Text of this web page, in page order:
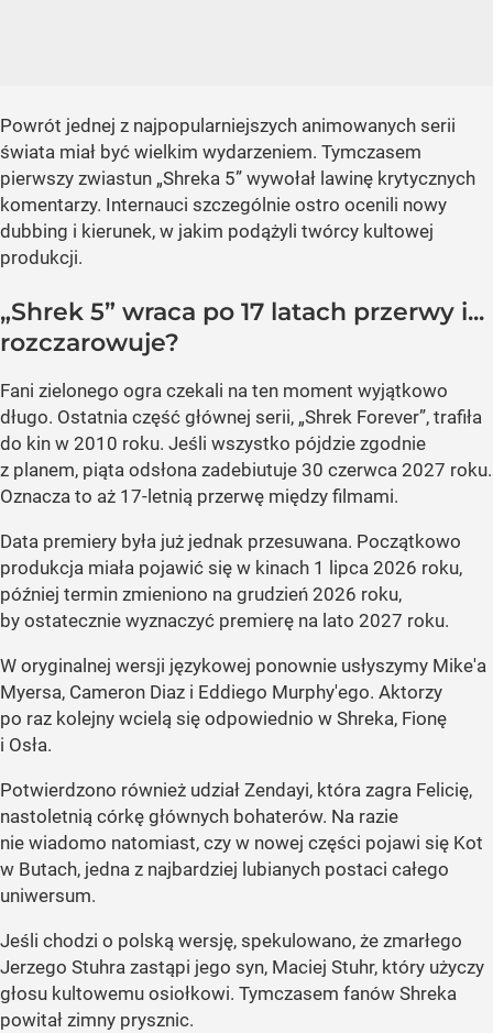
Powrót jednej z najpopularniejszych animowanych serii
świata miał być wielkim wydarzeniem. Tymczasem
pierwszy zwiastun „Shreka 5” wywołał lawinę krytycznych
komentarzy. Internauci szczególnie ostro ocenili nowy
dubbing i kierunek, w jakim podążyli twórcy kultowej
produkcji.
„Shrek 5” wraca po 17 latach przerwy i...
rozczarowuje?
Fani zielonego ogra czekali na ten moment wyjątkowo
długo. Ostatnia część głównej serii, „Shrek Forever”, trafiła
do kin w 2010 roku. Jeśli wszystko pójdzie zgodnie
z planem, piąta odsłona zadebiutuje 30 czerwca 2027 roku.
Oznacza to aż 17-letnią przerwę między filmami.
Data premiery była już jednak przesuwana. Początkowo
produkcja miała pojawić się w kinach 1 lipca 2026 roku,
później termin zmieniono na grudzień 2026 roku,
by ostatecznie wyznaczyć premierę na lato 2027 roku.
W oryginalnej wersji językowej ponownie usłyszymy Mike'a
Myersa, Cameron Diaz i Eddiego Murphy'ego. Aktorzy
po raz kolejny wcielą się odpowiednio w Shreka, Fionę
i Osła.
Potwierdzono również udział Zendayi, która zagra Felicię,
nastoletnią córkę głównych bohaterów. Na razie
nie wiadomo natomiast, czy w nowej części pojawi się Kot
w Butach, jedna z najbardziej lubianych postaci całego
uniwersum.
Jeśli chodzi o polską wersję, spekulowano, że zmarłego
Jerzego Stuhra zastąpi jego syn, Maciej Stuhr, który użyczy
głosu kultowemu osiołkowi. Tymczasem fanów Shreka
powitał zimny prysznic.